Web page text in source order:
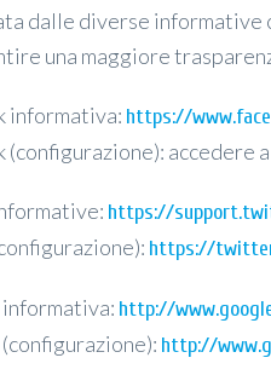
dalle diverse informative
una maggiore
informativa: https://
(configurazione): accedere
https://
https://
http://
http://